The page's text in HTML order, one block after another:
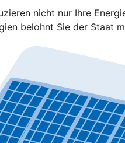
nicht nur Ihre
belohnt Sie der Staat